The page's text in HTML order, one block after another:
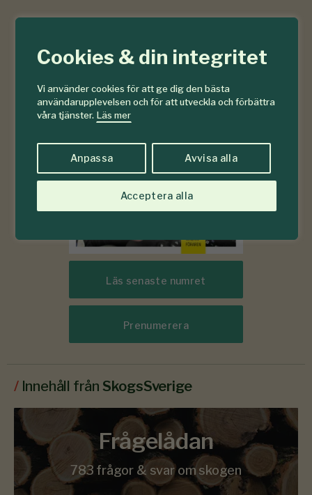
Cookies & din integritet
Vi använder cookies för att ge dig den bästa
användarupplevelsen och för att utveckla och förbättra
våra tjänster. Läs mer
Anpassa Avvisa alla
Acceptera alla
6-7
2026
Läs senaste numret
Prenumerera
/ Innehåll från SkogsSverige
Frågelådan
783 frågor & svar om skogen